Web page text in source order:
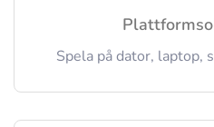
Spela på dator, laptop,